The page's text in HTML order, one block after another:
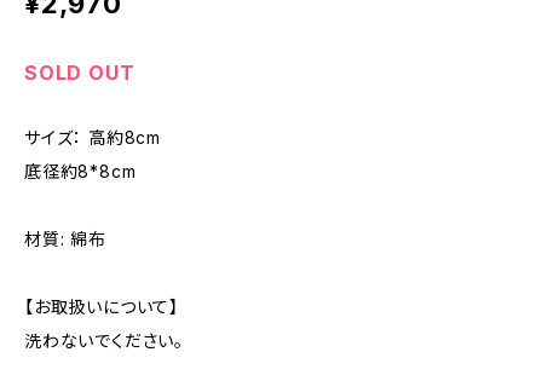
SOLD OUT
サイズ： 高約8cm
底径約8*8cm
材質: 綿布
【お取扱いについて】
洗わないでください。